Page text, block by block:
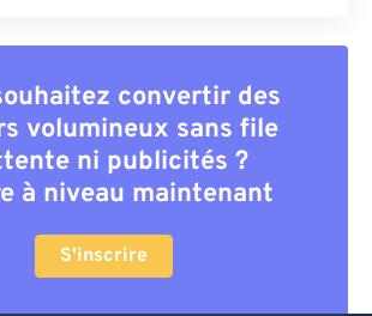
convertir des
volumineux sans file
ni publicités ?
à niveau maintenant
S'inscrire